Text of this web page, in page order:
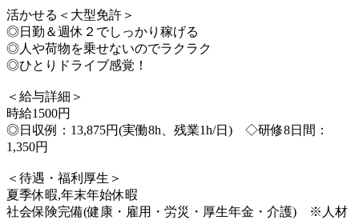
活かせる＜大型免許＞
◎日勤＆週休２でしっかり稼げる
◎人や荷物を乗せないのでラクラク
◎ひとりドライブ感覚！
＜給与詳細＞
時給1500円
◎日収例：13,875円(実働8h、残業1h/日) ◇研修8日間：
1,350円
＜待遇・福利厚生＞
夏季休暇,年末年始休暇
社会保険完備(健康・雇用・労災・厚生年金・介護) ※人材